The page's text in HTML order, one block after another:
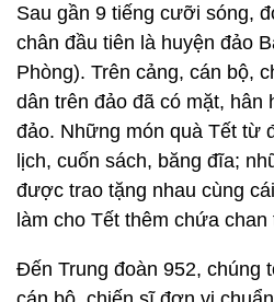
Sau gần 9 tiếng cưỡi sóng,
chân đầu tiên là huyện đảo
Phòng). Trên cảng, cán bộ,
dân trên đảo đã có mặt, hân
đảo. Những món quà Tết từ
lịch, cuốn sách, băng đĩa;
được trao tặng nhau cùng
làm cho Tết thêm chứa chan
Đến Trung đoàn 952, chúng